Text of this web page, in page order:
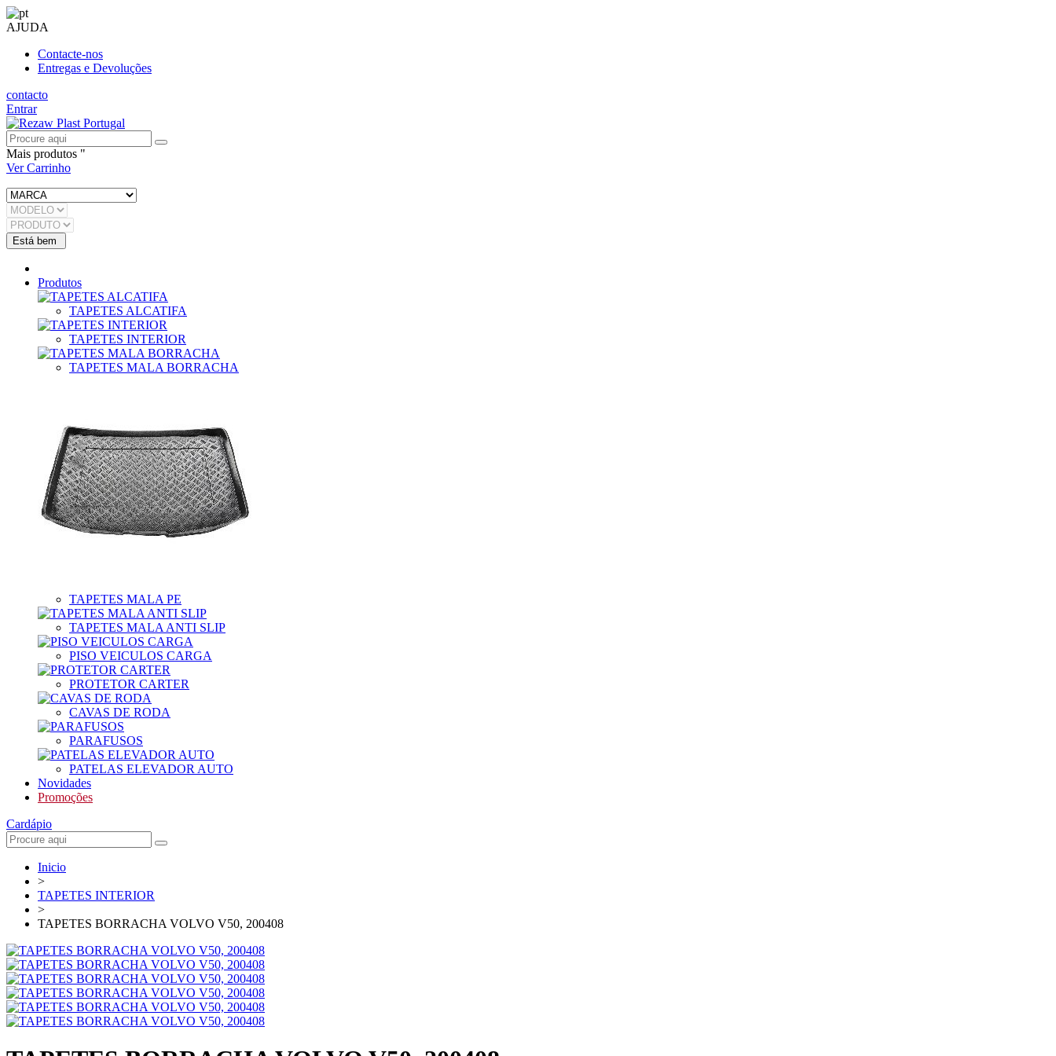
AJUDA
Contacte-nos
Entregas e Devoluções
contacto
Entrar
Mais produtos "
Ver Carrinho
Produtos
TAPETES ALCATIFA
TAPETES INTERIOR
TAPETES MALA BORRACHA
TAPETES MALA PE
TAPETES MALA ANTI SLIP
PISO VEICULOS CARGA
PROTETOR CARTER
CAVAS DE RODA
PARAFUSOS
PATELAS ELEVADOR AUTO
Novidades
Promoções
Cardápio
Inicio
>
TAPETES INTERIOR
>
TAPETES BORRACHA VOLVO V50, 200408